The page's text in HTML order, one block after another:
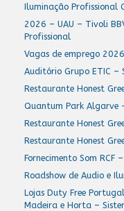
Iluminação Profissional
2026 – UAU – Tivoli
Profissional
Vagas de emprego 2026
Auditório Grupo ETIC –
Restaurante Honest
Quantum Park Algarve
Restaurante Honest
Restaurante Honest
Fornecimento Som RCF
Roadshow de Audio e
Lojas Duty Free
Madeira e Horta –